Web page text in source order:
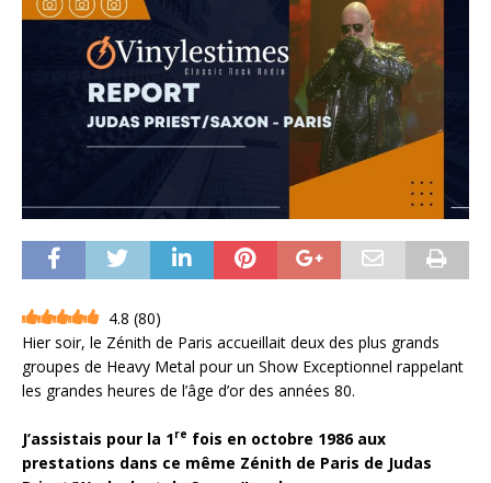
4.8 (80)
Hier soir, le Zénith de Paris accueillait deux des plus grands
groupes de Heavy Metal pour un Show Exceptionnel rappelant
les grandes heures de l’âge d’or des années 80.
J’assistais pour la 1re fois en octobre 1986 aux
prestations dans ce même Zénith de Paris de Judas